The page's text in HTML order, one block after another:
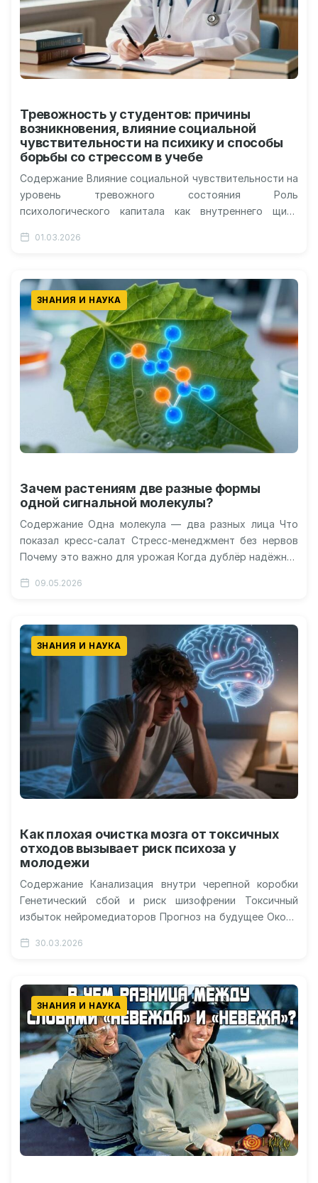
Тревожность у студентов: причины
возникновения, влияние социальной
чувствительности на психику и способы
борьбы со стрессом в учебе
Содержание Влияние социальной чувствительности на
уровень тревожного состояния Роль
психологического капитала как внутреннего щита
Предотвращение кадрового дефицита через заботу…
01.03.2026
ЗНАНИЯ И НАУКА
Зачем растениям две разные формы
одной сигнальной молекулы?
Содержание Одна молекула — два разных лица Что
показал кресс-салат Стресс-менеджмент без нервов
Почему это важно для урожая Когда дублёр надёжнее
09.05.2026
ЗНАНИЯ И НАУКА
Как плохая очистка мозга от токсичных
отходов вызывает риск психоза у
молодежи
Содержание Канализация внутри черепной коробки
Генетический сбой и риск шизофрении Токсичный
избыток нейромедиаторов Прогноз на будущее Около
синдромом…
30.03.2026
ЗНАНИЯ И НАУКА